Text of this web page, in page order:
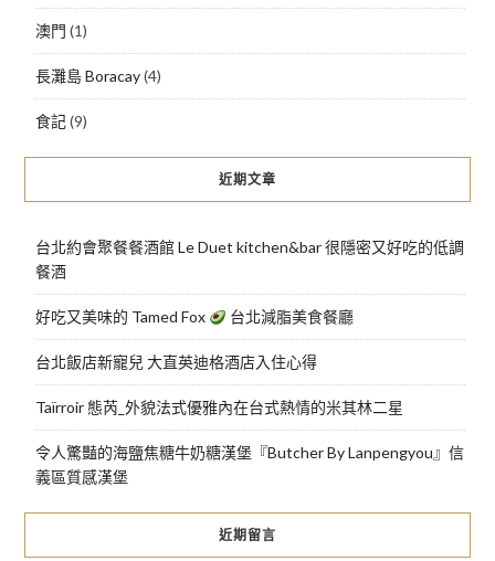
澳門 (1)
長灘島 Boracay(4)
食記(9)
近期文章
台北約會聚餐餐酒館 Le Duet kitchen&bar 很隱密又好吃的低調
餐酒
好吃又美味的 Tamed Fox 台北減脂美食餐廳
台北飯店新寵兒 大直英迪格酒店入住心得
Taïrroir 態芮_外貌法式優雅內在台式熱情的米其林二星
令人驚豔的海鹽焦糖牛奶糖漢堡『Butcher By Lanpengyou』信
義區質感漢堡
近期留言